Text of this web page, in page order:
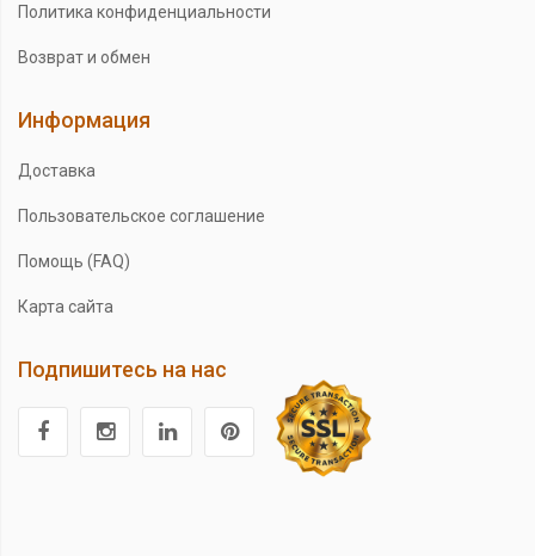
Политика конфиденциальности
Возврат и обмен
Информация
Доставка
Пользовательское соглашение
Помощь (FAQ)
Карта сайта
Подпишитесь на нас